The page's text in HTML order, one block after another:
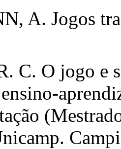
A. Jogos
C. O jogo e